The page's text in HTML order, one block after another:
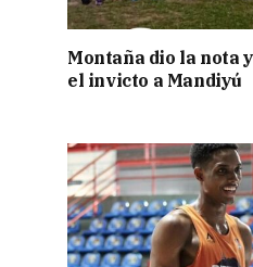
Montaña dio la nota
el invicto a Mandiyú